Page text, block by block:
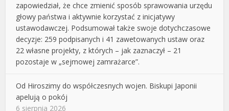
zapowiedział, że chce zmienić sposób sprawowania urzędu
głowy państwa i aktywnie korzystać z inicjatywy
ustawodawczej. Podsumował także swoje dotychczasowe
decyzje: 259 podpisanych i 41 zawetowanych ustaw oraz
22 własne projekty, z których – jak zaznaczył – 21
pozostaje w „sejmowej zamrażarce”.
Od Hiroszimy do współczesnych wojen. Biskupi Japonii
apelują o pokój
6 sierpnia 2026